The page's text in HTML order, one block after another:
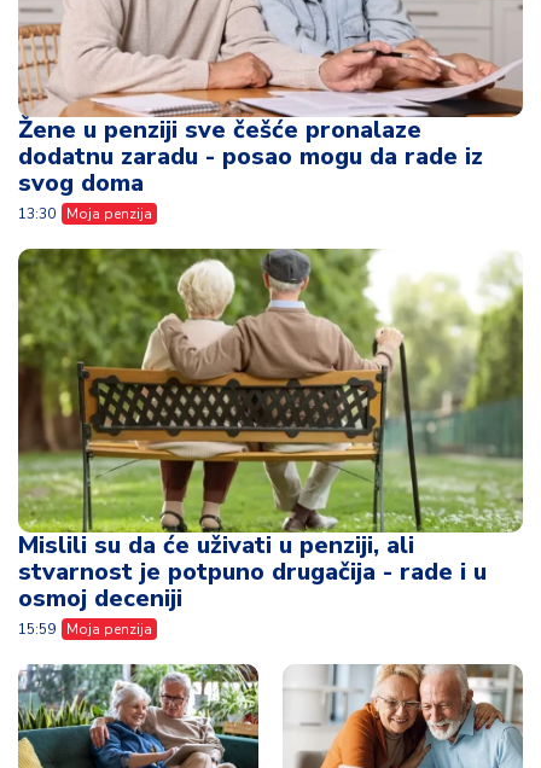
Žene u penziji sve češće pronalaze
dodatnu zaradu - posao mogu da rade iz
svog doma
13:30 Moja penzija
Mislili su da će uživati u penziji, ali
stvarnost je potpuno drugačija - rade i u
osmoj deceniji
15:59 Moja penzija